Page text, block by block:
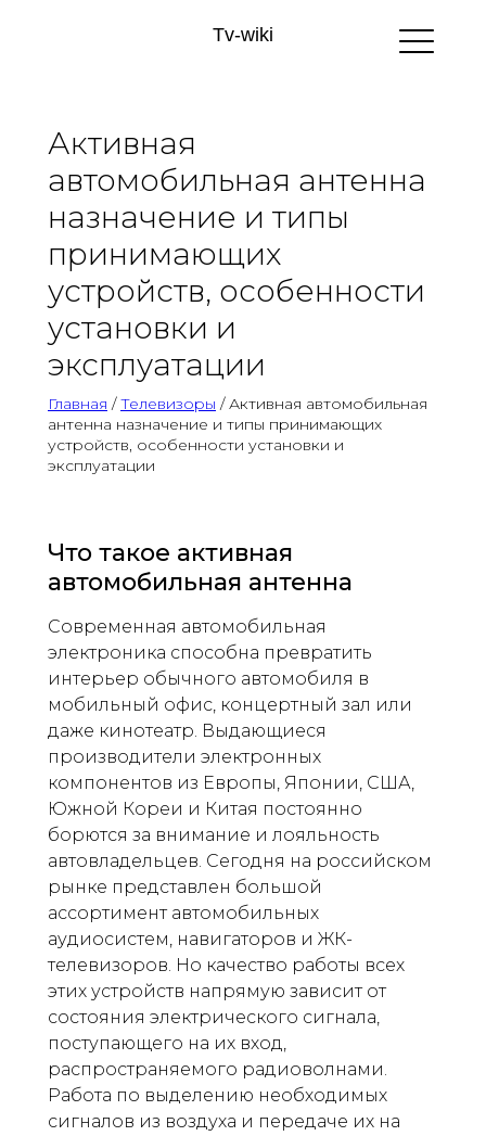
Tv-wiki
Активная
автомобильная антенна
назначение и типы
принимающих
устройств, особенности
установки и
эксплуатации
Главная /Телевизоры / Активная автомобильная
антенна назначение и типы принимающих
устройств, особенности установки и
эксплуатации
Что такое активная
автомобильная антенна
Современная автомобильная
электроника способна превратить
интерьер обычного автомобиля в
мобильный офис, концертный зал или
даже кинотеатр. Выдающиеся
производители электронных
компонентов из Европы, Японии, США,
Южной Кореи и Китая постоянно
борются за внимание и лояльность
автовладельцев. Сегодня на российском
рынке представлен большой
ассортимент автомобильных
аудиосистем, навигаторов и ЖК-
телевизоров. Но качество работы всех
этих устройств напрямую зависит от
состояния электрического сигнала,
поступающего на их вход,
распространяемого радиоволнами.
Работа по выделению необходимых
сигналов из воздуха и передаче их на